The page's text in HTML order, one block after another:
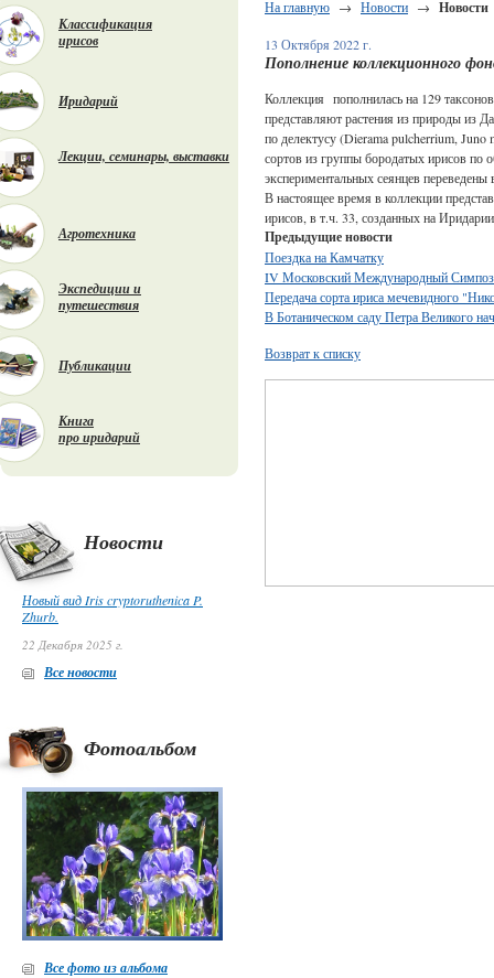
Классификация
ирисов
Иридарий
Лекции, семинары, выставки
Агротехника
Экспедиции и
путешествия
Публикации
Книга
про иридарий
Новости
Новый вид Iris cryptoruthenica P.
Zhurb.
22 Декабря 2025 г.
Все новости
Фотоальбом
Все фото из альбома
На главную → Новости → Новости
13 Октября 2022 г.
Пополнение коллекционного
Коллекция пополнилась на 129
представляют растения из природы из
по делектусу (Dierama pulcherrium,
сортов из группы бородатых ирисов
экспериментальных сеянцев
В настоящее время в коллекции
ирисов, в т.ч. 33, созданных на
Предыдущие новости
Поездка на Камчатку
IV Московский Международный
Передача сорта ириса мечевидного
В Ботаническом саду Петра Великого
Возврат к списку